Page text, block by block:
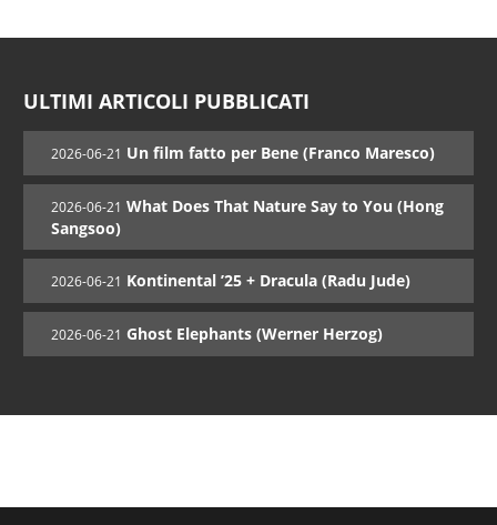
ULTIMI ARTICOLI PUBBLICATI
2026-06-21 Un film fatto per Bene (Franco Maresco)
2026-06-21 What Does That Nature Say to You (Hong
Sangsoo)
2026-06-21 Kontinental ’25 + Dracula (Radu Jude)
2026-06-21 Ghost Elephants (Werner Herzog)